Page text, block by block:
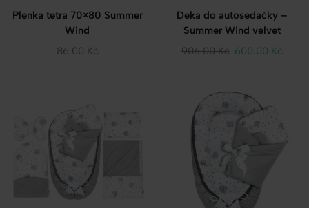
Plenka tetra 70×80 Summer
Wind
86.00 Kč
Deka do autosedačky –
Summer Wind velvet
906.00Kč 600.00 Kč